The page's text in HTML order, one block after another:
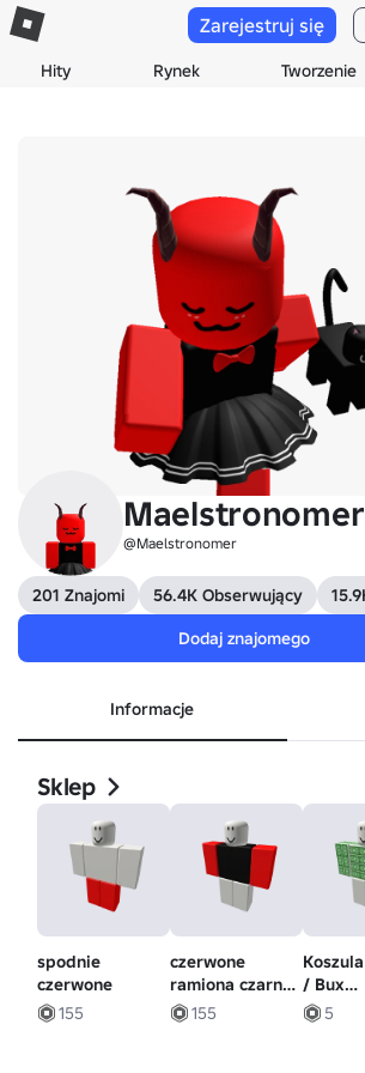
Hity Rynek Tworzenie
Zarejestruj się
Maelstronomer
@Maelstronomer
201 Znajomi 56.4K Obserwujący
Dodaj znajomego
Informacje
Sklep
spodnie
czerwone
155
czerwone
ramiona czarny
tułów
155
/ Bux
5